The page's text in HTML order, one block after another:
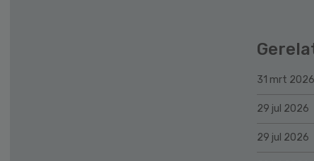
31 mrt 2026
29 jul 2026
29 jul 2026